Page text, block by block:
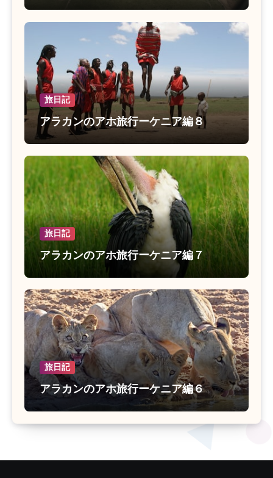
旅日記
アラカンのアホ旅行ーケニア編８
旅日記
アラカンのアホ旅行ーケニア編７
旅日記
アラカンのアホ旅行ーケニア編６